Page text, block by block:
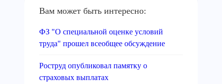
Вам может быть интересно:
ФЗ "О специальной оценке условий
труда" прошел всеобщее обсуждение
Роструд опубликовал памятку о
страховых выплатах